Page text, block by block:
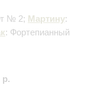
№ 2; Мартину:
: Фортепианный
р.